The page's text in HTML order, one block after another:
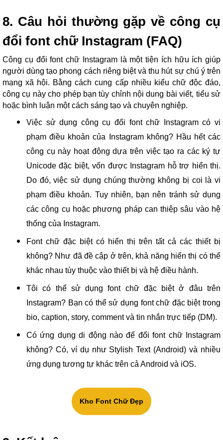
8. Câu hỏi thường gặp về công cụ
đổi font chữ Instagram (FAQ)
Công cụ đổi font chữ Instagram là một tiện ích hữu ích giúp
người dùng tạo phong cách riêng biệt và thu hút sự chú ý trên
mạng xã hội. Bằng cách cung cấp nhiều kiểu chữ độc đáo,
công cụ này cho phép bạn tùy chỉnh nội dung bài viết, tiểu sử
hoặc bình luận một cách sáng tạo và chuyên nghiệp.
Việc sử dụng công cụ đổi font chữ Instagram có vi
phạm điều khoản của Instagram không? Hầu hết các
công cụ này hoạt động dựa trên việc tạo ra các ký tự
Unicode đặc biệt, vốn được Instagram hỗ trợ hiển thị.
Do đó, việc sử dụng chúng thường không bị coi là vi
phạm điều khoản. Tuy nhiên, bạn nên tránh sử dụng
các công cụ hoặc phương pháp can thiệp sâu vào hệ
thống của Instagram.
Font chữ đặc biệt có hiển thị trên tất cả các thiết bị
không? Như đã đề cập ở trên, khả năng hiển thị có thể
khác nhau tùy thuộc vào thiết bị và hệ điều hành.
Tôi có thể sử dụng font chữ đặc biệt ở đâu trên
Instagram? Bạn có thể sử dụng font chữ đặc biệt trong
bio, caption, story, comment và tin nhắn trực tiếp (DM).
Có ứng dụng di động nào để đổi font chữ Instagram
không? Có, ví dụ như Stylish Text (Android) và nhiều
ứng dụng tương tự khác trên cả Android và iOS.
Kho Font Chữ Đẹp